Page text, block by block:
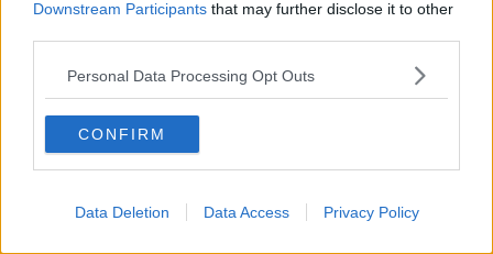
Downstream Participants that may further disclose it to other
Personal Data Processing Opt Outs
CONFIRM
Data Deletion Data Access Privacy Policy
​Tutta una questione di rispetto
​Cose che ci esauriscono
​Vespa che passione!
​Lasciate ai vostri figli il diritto di piangere
​Parole d’amore regalate al vento
​Essere genitori di un adolescente
​Saper pazientare
​Venerdì emozionalmente sostenibile
Ma ti ascolti?